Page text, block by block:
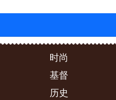
时尚
基督
历史